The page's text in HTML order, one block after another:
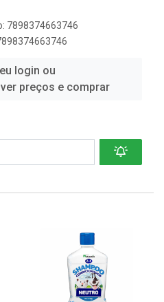
7898374663746
login ou
preços e comprar